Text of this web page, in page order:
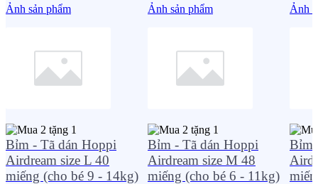
Ảnh sản phẩm
Bỉm - Tã dán Hoppi
Airdream size L 40
miếng (cho bé 9 - 14kg)
Ảnh sản phẩm
Bỉm - Tã dán Hoppi
Airdream size M 48
miếng (cho bé 6 - 11kg)
Ảnh
Bỉm